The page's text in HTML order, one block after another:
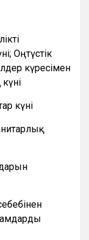
Оңтүстік
күресімен
күні